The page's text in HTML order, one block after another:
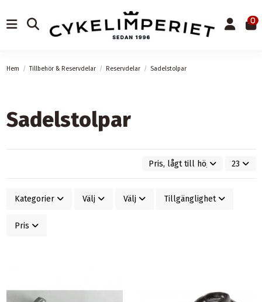
0
Hem Tillbehör & Reservdelar Reservdelar Sadelstolpar
Sadelstolpar
Pris, lågt till högt 23
Kategorier Välj Välj Tillgänglighet
Pris